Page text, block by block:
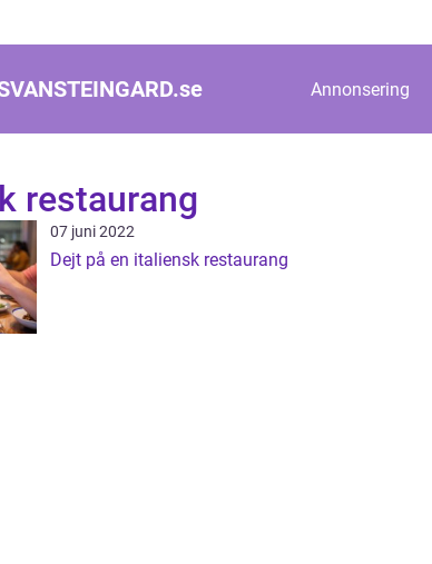
se Annonsering
restaurang
07 juni 2022
Dejt på en italiensk restaurang